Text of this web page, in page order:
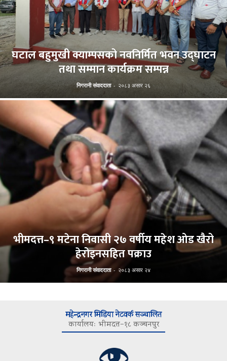
घटाल बहुमुखी क्याम्पसको नवनिर्मित भवन उद्घाटन
तथा सम्मान कार्यक्रम सम्पन्न
निगरानी संवाददाता - २०८३ असार २६
भीमदत्त–९ मटेना निवासी २७ वर्षीय महेश ओड खैरो
हेरोइनसहित पक्राउ
निगरानी संवाददाता - २०८३ असार २४
महेन्द्रनगर मिडिया नेटवर्क सञ्चालित
कार्यालयः भीमदत्त–१८ कञ्चनपुर